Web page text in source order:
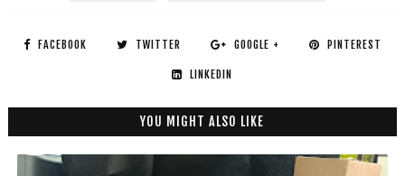
FACEBOOK TWITTER GOOGLE + PINTEREST
LINKEDIN
YOU MIGHT ALSO LIKE